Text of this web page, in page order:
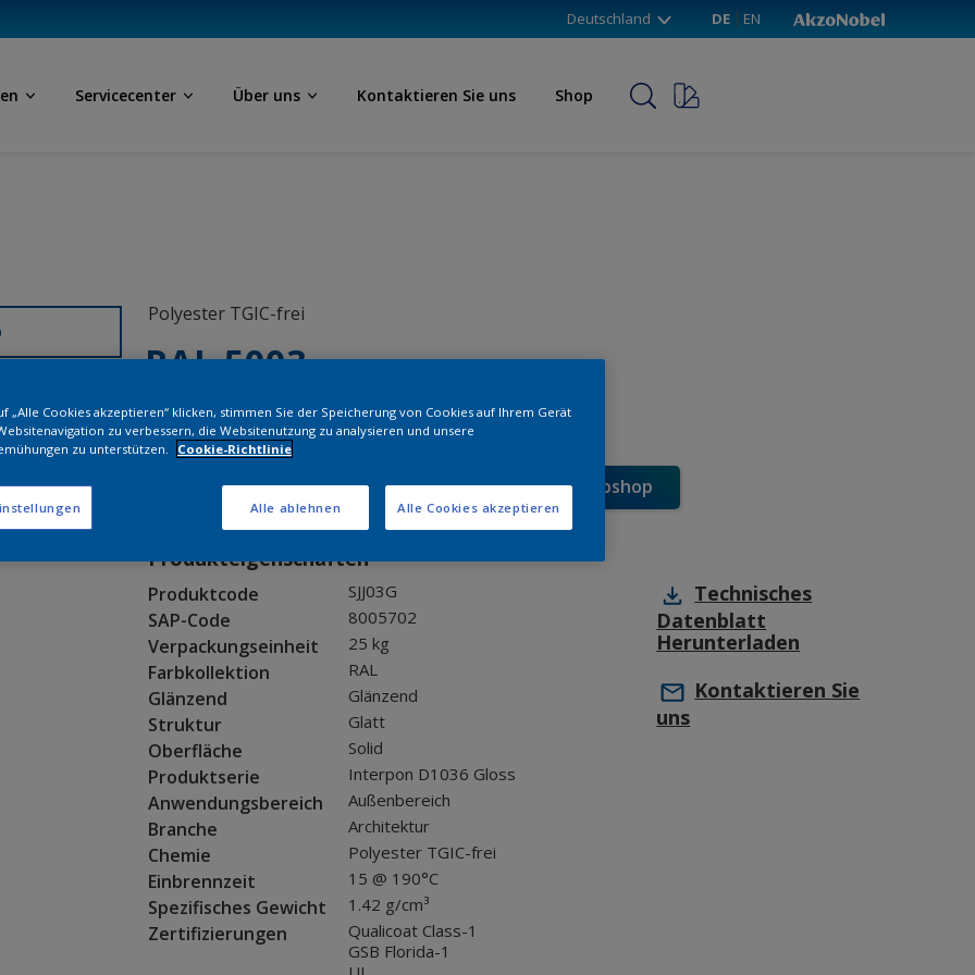
Deutschland DE EN
Servicecenter Über uns Kontaktieren Sie uns Shop
Polyester TGIC-frei
RAL 5003
SJJ03G
Muster bestellen Bestellen Sie direkt im Webshop
Produkteigenschaften
Produktcode SJJ03G
SAP-Code 8005702
Verpackungseinheit 25 kg
Farbkollektion RAL
Glänzend Glänzend
Struktur Glatt
Oberfläche Solid
Produktserie Interpon D1036 Gloss
Anwendungsbereich Außenbereich
Branche Architektur
Chemie Polyester TGIC-frei
Einbrennzeit 15 @ 190°C
Spezifisches Gewicht 1.42 g/cm³
Zertifizierungen
Qualicoat Class-1
GSB Florida-1
Technisches
Datenblatt
Herunterladen
Kontaktieren Sie
uns
„Alle Cookies akzeptieren“ klicken, stimmen Sie der Speicherung von Cookies auf Ihrem Gerät
zu verbessern, die Websitenutzung zu analysieren und unsere
zu unterstützen.
Cookie-Richtlinie
Alle ablehnen Alle Cookies akzeptieren